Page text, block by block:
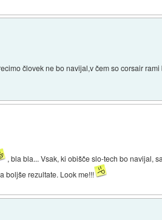
človek ne bo navijal,v čem so corsair
, bla bla... Vsak, ki obišče slo-tech bo navijal,
boljše rezultate. Look me!!!